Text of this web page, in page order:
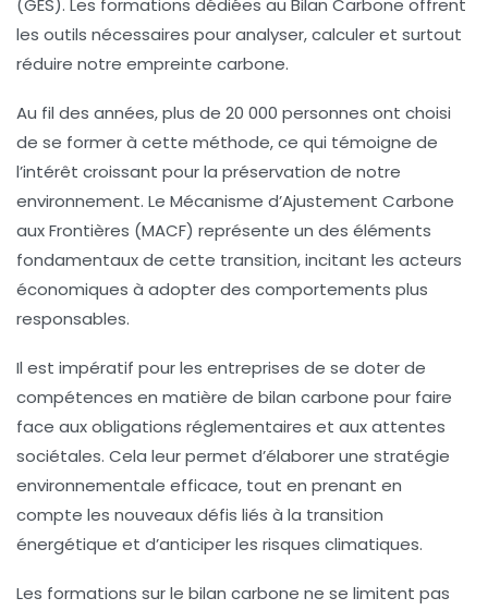
(GES). Les formations dédiées au Bilan Carbone offrent
les outils nécessaires pour analyser, calculer et surtout
réduire notre empreinte carbone.
Au fil des années, plus de 20 000 personnes ont choisi
de se former à cette méthode, ce qui témoigne de
l’intérêt croissant pour la préservation de notre
environnement. Le Mécanisme d’Ajustement Carbone
aux Frontières (MACF) représente un des éléments
fondamentaux de cette transition, incitant les acteurs
économiques à adopter des comportements plus
responsables.
Il est impératif pour les entreprises de se doter de
compétences en matière de bilan carbone pour faire
face auxobligations réglementaires et aux attentes
sociétales. Cela leur permet d’élaborer une stratégie
environnementale efficace, tout en prenant en
compte les nouveaux défis liés à la transition
énergétique et d’anticiper les risques climatiques.
Les formations sur le bilan carbone ne se limitent pas